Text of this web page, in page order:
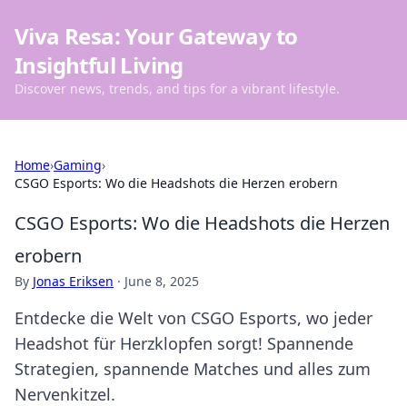
Viva Resa: Your Gateway to
Insightful Living
Discover news, trends, and tips for a vibrant lifestyle.
Home›Gaming›
CSGO Esports: Wo die Headshots die Herzen erobern
CSGO Esports: Wo die Headshots die Herzen
erobern
By Jonas Eriksen · June 8, 2025
Entdecke die Welt von CSGO Esports, wo jeder
Headshot für Herzklopfen sorgt! Spannende
Strategien, spannende Matches und alles zum
Nervenkitzel.